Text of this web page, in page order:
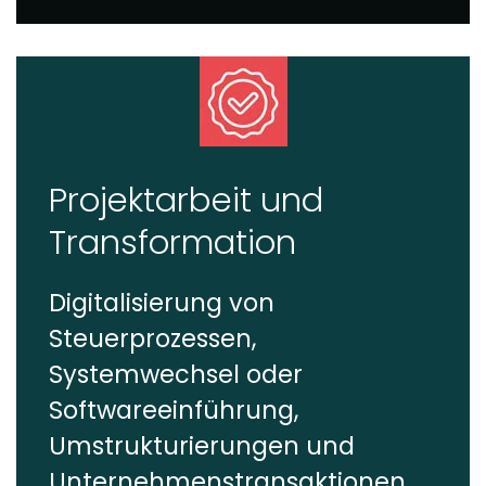
Projektarbeit und
Transformation
Digitalisierung von
Steuerprozessen,
Systemwechsel oder
Softwareeinführung,
Umstrukturierungen und